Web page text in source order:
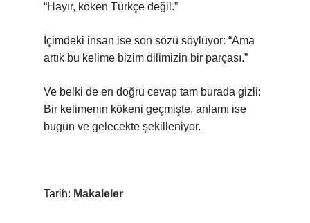
“Hayır, köken Türkçe değil.”
İçimdeki insan ise son sözü söylüyor: “Ama
artık bu kelime bizim dilimizin bir parçası.”
Ve belki de en doğru cevap tam burada gizli:
Bir kelimenin kökeni geçmişte, anlamı ise
bugün ve gelecekte şekilleniyor.
Tarih: Makaleler